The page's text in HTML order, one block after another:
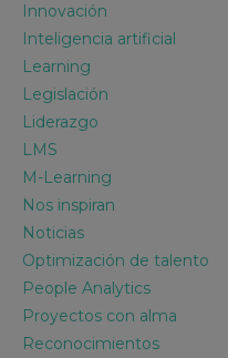
Innovación
Inteligencia artificial
Learning
Legislación
Liderazgo
LMS
M-Learning
Nos inspiran
Noticias
Optimización de talento
People Analytics
Proyectos con alma
Reconocimientos